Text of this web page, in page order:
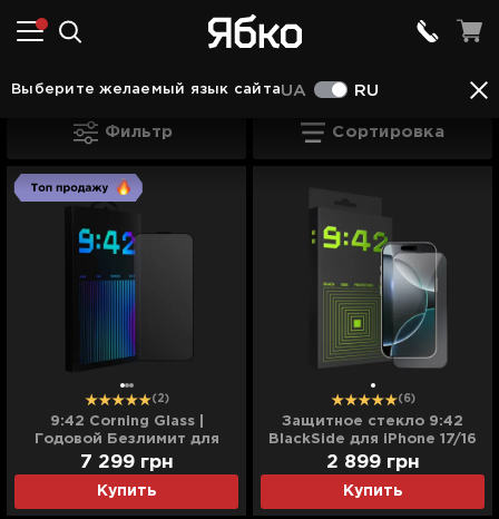
Выберите желаемый язык сайтаUA RU
Аксессуары в Шептицком Защитное стекло и
Стекло и пленки для iPhone в
Фильтр Сортировка
(2)
9:42 Corning Glass |
Годовой Безлимит для
iPhone 17/16 Pro
Купить
7 299 грн
(6)
Защитное стекло 9:42
BlackSide для iPhone 17/16
Pro
Купить
2 899 грн